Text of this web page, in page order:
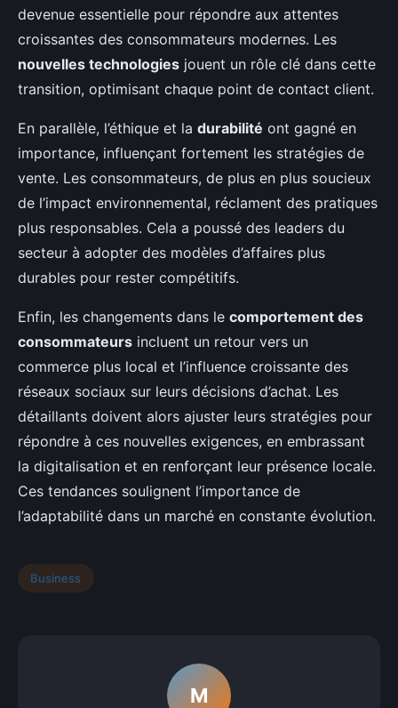
devenue essentielle pour répondre aux attentes
croissantes des consommateurs modernes. Les
nouvelles technologies jouent un rôle clé dans cette
transition, optimisant chaque point de contact client.
En parallèle, l’éthique et la durabilité ont gagné en
importance, influençant fortement les stratégies de
vente. Les consommateurs, de plus en plus soucieux
de l’impact environnemental, réclament des pratiques
plus responsables. Cela a poussé des leaders du
secteur à adopter des modèles d’affaires plus
durables pour rester compétitifs.
Enfin, les changements dans le comportement des
consommateurs incluent un retour vers un
commerce plus local et l’influence croissante des
réseaux sociaux sur leurs décisions d’achat. Les
détaillants doivent alors ajuster leurs stratégies pour
répondre à ces nouvelles exigences, en embrassant
la digitalisation et en renforçant leur présence locale.
Ces tendances soulignent l’importance de
l’adaptabilité dans un marché en constante évolution.
Business
M